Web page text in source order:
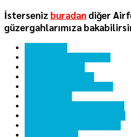
İsterseniz buradan diğer
güzergahlarımıza